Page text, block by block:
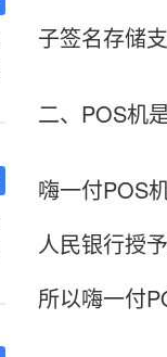
子签名存储
二、POS机
嗨一付POS
人民银行授
所以嗨一付